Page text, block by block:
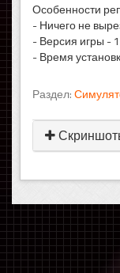
Особенности
- Ничего не
- Версия игры -
- Время
Раздел: